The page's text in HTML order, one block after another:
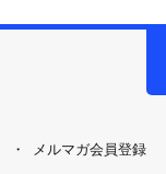
メルマガ会員登録